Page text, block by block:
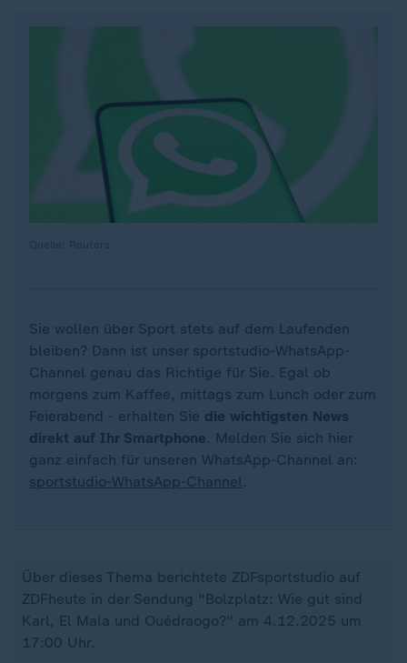
Sie wollen über Sport stets auf dem Laufenden
bleiben? Dann ist unser sportstudio-WhatsApp-
Channel genau das Richtige für Sie. Egal ob
morgens zum Kaffee, mittags zum Lunch oder zum
Feierabend - erhalten Sie die wichtigsten News
direkt auf Ihr Smartphone. Melden Sie sich hier
ganz einfach für unseren WhatsApp-Channel an:
sportstudio-WhatsApp-Channel.
Über dieses Thema berichtete ZDFsportstudio auf
ZDFheute in der Sendung "Bolzplatz: Wie gut sind
Karl, El Mala und Ouédraogo?" am 4.12.2025 um
17:00 Uhr.